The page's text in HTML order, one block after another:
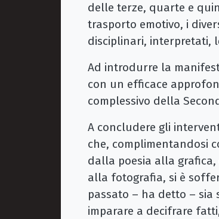
delle terze, quarte e
trasporto emotivo, i
disciplinari, interpretati,
Ad introdurre la
con un efficace
complessivo della
A concludere gli
che, complimentandosi
dalla poesia alla
alla fotografia, si è
passato – ha detto – sia
imparare a decifrare